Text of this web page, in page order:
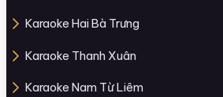
Karaoke Hai Bà Trưng
Karaoke Thanh Xuân
Karaoke Nam Từ Liêm